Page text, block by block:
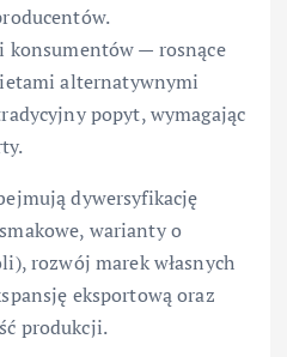
konsumentów — rosnące
alternatywnymi
popyt, wymagając
dywersyfikację
warianty o
rozwój marek własnych
eksportową oraz
produkcji.